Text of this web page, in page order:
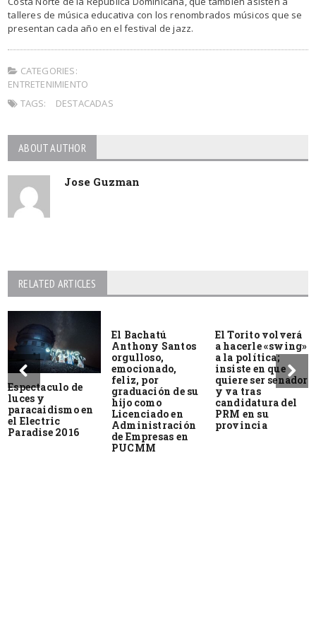
talleres de música educativa con los renombrados músicos que se
presentan cada año en el festival de jazz.
CATEGORIES:
ENTRETENIMIENTO
TAGS:
DESTACADAS
ABOUT AUTHOR
Jose Guzman
RELATED ARTICLES
Espectaculo de
luces y
paracaidismo en
el Electric
Paradise 2016
El Bachatú
Anthony Santos
orgulloso,
emocionado,
feliz, por
graduación de su
hijo como
Licenciado en
Administración
de Empresas en
PUCMM
El Torito volverá
a hacerle «swing»
a la política;
insiste en que
quiere ser senador
y va tras
candidatura del
PRM en su
provincia